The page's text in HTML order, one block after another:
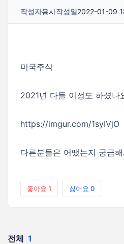
작성자용사작성일2022-01-09
미국주식
2021년 다들 이정도 하셨나
https://imgur.com/1syIVjO
다른분들은 어땠는지 궁금
좋아요 1 싫어요 0
전체 1